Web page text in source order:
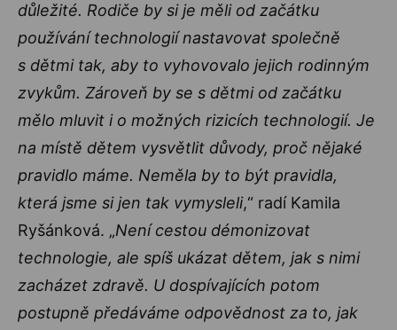
důležité. Rodiče by si je měli od začátku
používání technologií nastavovat společně
s dětmi tak, aby to vyhovovalo jejich rodinným
zvykům. Zároveň by se s dětmi od začátku
mělo mluvit i o možných rizicích technologií. Je
na místě dětem vysvětlit důvody, proč nějaké
pravidlo máme. Neměla by to být pravidla,
která jsme si jen tak vymysleli,“ radí Kamila
Ryšánková. „Není cestou démonizovat
technologie, ale spíš ukázat dětem, jak s nimi
zacházet zdravě. U dospívajících potom
postupně předáváme odpovědnost za to, jak